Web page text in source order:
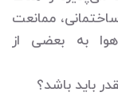
ممانعت
به بعضی از
باید باشد؟